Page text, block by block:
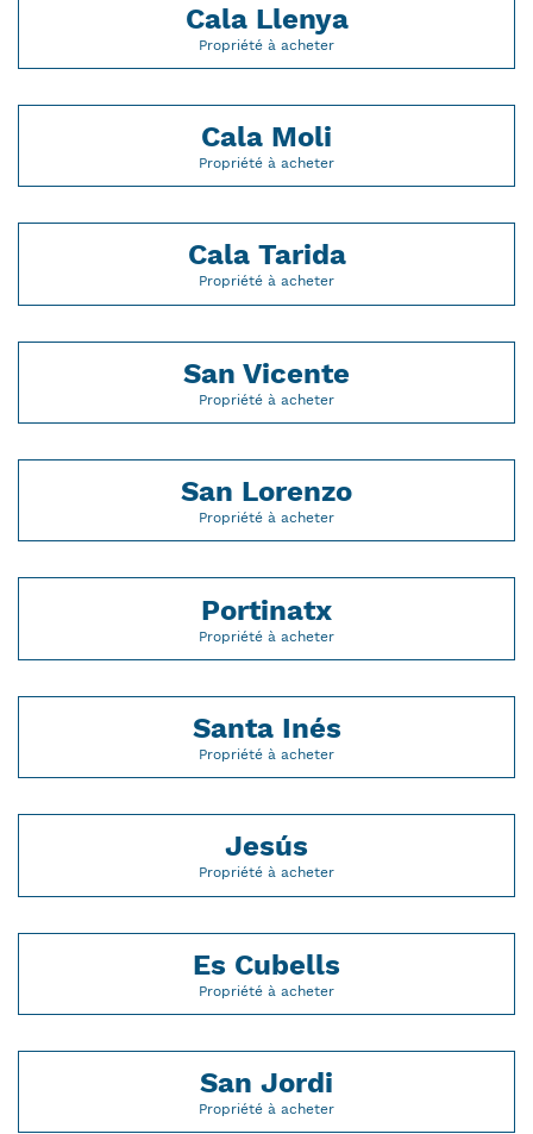
Cala Llenya
Propriété à acheter
Cala Moli
Propriété à acheter
Cala Tarida
Propriété à acheter
San Vicente
Propriété à acheter
San Lorenzo
Propriété à acheter
Portinatx
Propriété à acheter
Santa Inés
Propriété à acheter
Jesús
Propriété à acheter
Es Cubells
Propriété à acheter
San Jordi
Propriété à acheter